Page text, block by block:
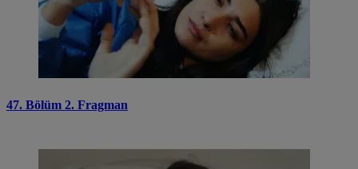
47. Bölüm 2. Fragman